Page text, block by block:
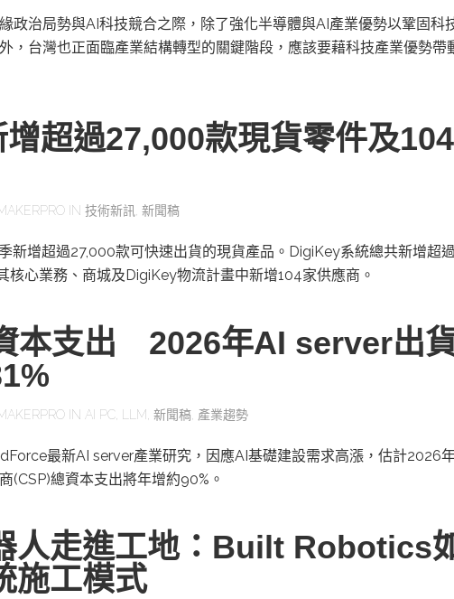
政治局勢與AI科技競合之際，除了強化半導體與AI產業優勢以鞏固科
，台灣也正面臨產業結構轉型的關鍵階段，應該要藉科技產業優勢帶
超過27,000款現貨零件及104
IN 技術新訊 新聞稿
新增超過27,000款可快速出貨的現貨產品。DigiKey系統總共新增超過
核心業務、商城及DigiKey物流計畫中新增104家供應商。
本支出 2026年AI server出
IN AI PC LLM 新聞稿 產業趨勢
最新AI server產業研究，因應AI基礎建設需求高漲，估計2026
(CSP)總資本支出將年增約90%。
人走進工地：Built Robotics
施工模式